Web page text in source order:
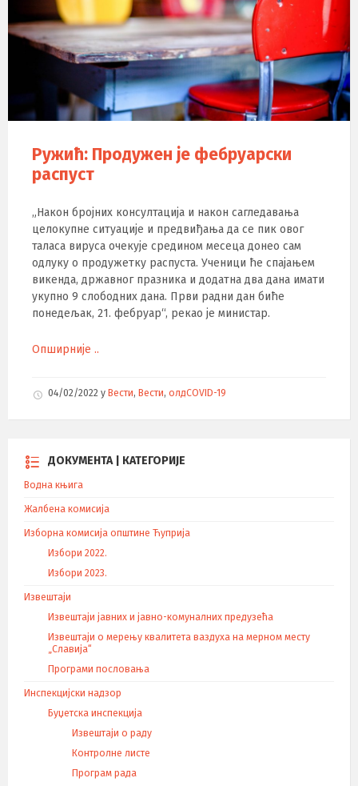
Ружић: Продужен је фебруарски
распуст
„Након бројних консултација и након сагледавања
целокупне ситуације и предвиђања да се пик овог
таласа вируса очекује средином месеца донео сам
одлуку о продужетку распуста. Ученици ће спајањем
викенда, државног празника и додатна два дана имати
укупно 9 слободних дана. Први радни дан биће
понедељак, 21. фебруар“, рекао је министар.
Опширније ..
04/02/2022 у Вести, Вести, олдCOVID-19
ДОКУМЕНТА | КАТЕГОРИЈЕ
Водна књига
Жалбена комисија
Изборна комисија општине Ћуприја
Избори 2022.
Избори 2023.
Извештаји
Извештаји јавних и јавно-комуналних предузећа
Извештаји о мерењу квалитета ваздуха на мерном месту
„Славија“
Програми пословања
Инспекцијски надзор
Буџетска инспекција
Извештаји о раду
Контролне листе
Програм рада